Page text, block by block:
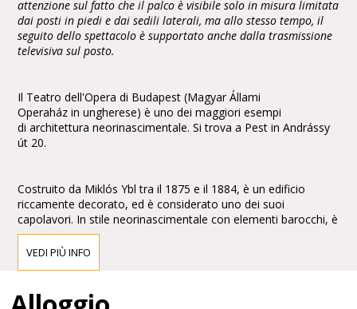
attenzione sul fatto che il palco è visibile solo in misura limitata
dai posti in piedi e dai sedili laterali, ma allo stesso tempo, il
seguito dello spettacolo è supportato anche dalla trasmissione
televisiva sul posto.
Il Teatro dell'Opera di Budapest (Magyar Állami
Operaház in ungherese) è uno dei maggiori esempi
di architettura neorinascimentale. Si trova a Pest in Andrássy
út 20.
Costruito da Miklós Ybl tra il 1875 e il 1884, è un edificio
riccamente decorato, ed è considerato uno dei suoi
capolavori. In stile neorinascimentale con elementi barocchi, è
arricchito con affreschi e sculture di Bertalan Székely,Mór
Than e Károly Lotz.
Di fronte alla facciata vi sono le statue di Ferenc Erkel,
VEDI PIÙ INFO